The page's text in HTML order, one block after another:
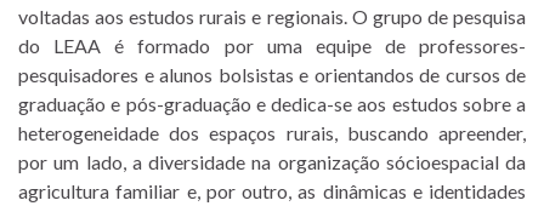
voltadas aos estudos rurais e regionais. O grupo de pesquisa
do LEAA é formado por uma equipe de professores-
pesquisadores e alunos bolsistas e orientandos de cursos de
graduação e pós-graduação e dedica-se aos estudos sobre a
heterogeneidade dos espaços rurais, buscando apreender,
por um lado, a diversidade na organização sócioespacial da
agricultura familiar e, por outro, as dinâmicas e identidades